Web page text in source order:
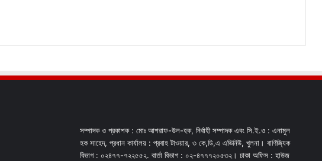
সম্পাদক ও প্রকাশক : মোঃ আশরাফ-উল-হক, নির্বাহী সম্পাদক এবং সি.ই.ও : এনামুল
হক সাহেদ, প্রধান কার্যালয় : প্রবাহ টাওয়ার, ৩ কে,ডি,এ এভিনিউ, খুলনা। বাণিজ্যিক
বিভাগ : ০২৪৭৭-৭২২৫৫২. বার্তা বিভাগ : ০২-৪৭৭৭২০৫৩২। ঢাকা অফিস : হাউজ